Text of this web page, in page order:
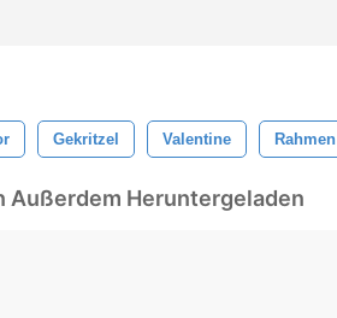
Gekritzel Valentine Rahmen
Außerdem Heruntergeladen